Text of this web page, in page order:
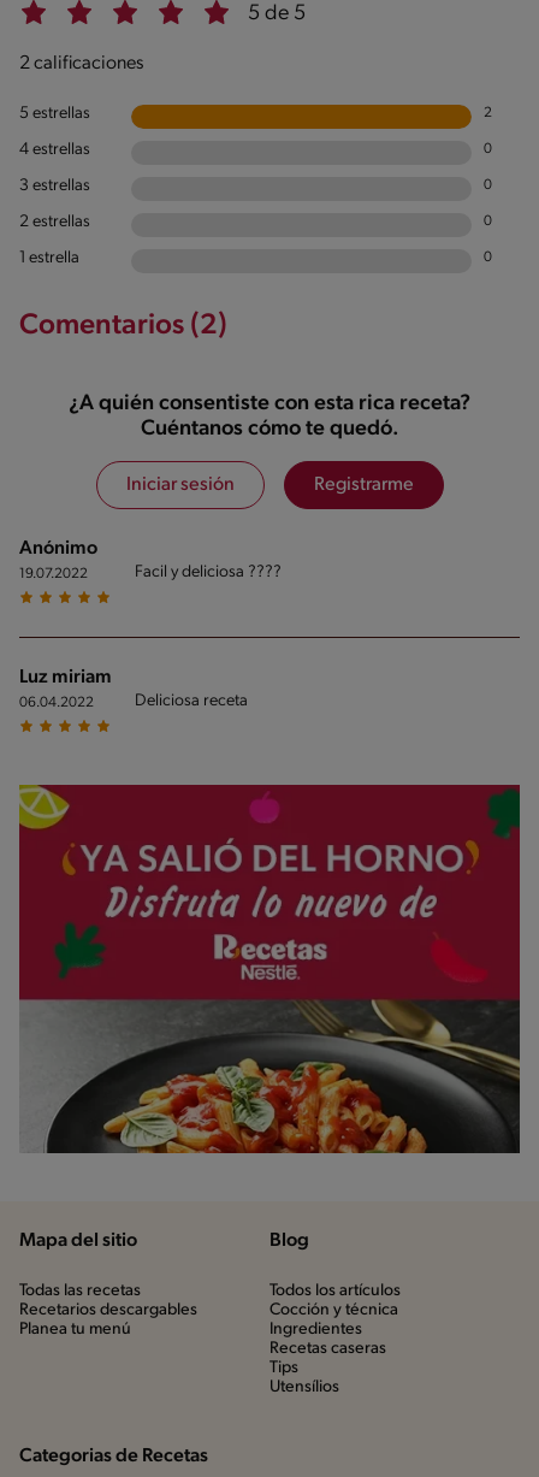
5 de 5
2 calificaciones
5 estrellas 2
4 estrellas 0
3 estrellas 0
2 estrellas 0
1 estrella 0
Comentarios (2)
¿A quién consentiste con esta rica receta?
Cuéntanos cómo te quedó.
Iniciar sesión Registrarme
Anónimo
19.07.2022 Facil y deliciosa ????
Luz miriam
06.04.2022 Deliciosa receta
Mapa del sitio
Todas las recetas
Recetarios descargables
Planea tu menú
Blog
Todos los artículos
Cocción y técnica
Ingredientes
Recetas caseras
Tips
Utensílios
Categorias de Recetas